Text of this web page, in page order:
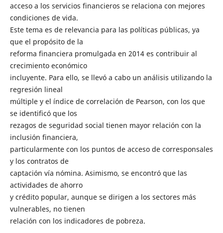
acceso a los servicios financieros se relaciona con mejores
condiciones de vida.
Este tema es de relevancia para las políticas públicas, ya
que el propósito de la
reforma financiera promulgada en 2014 es contribuir al
crecimiento económico
incluyente. Para ello, se llevó a cabo un análisis utilizando la
regresión lineal
múltiple y el índice de correlación de Pearson, con los que
se identificó que los
rezagos de seguridad social tienen mayor relación con la
inclusión financiera,
particularmente con los puntos de acceso de corresponsales
y los contratos de
captación vía nómina. Asimismo, se encontró que las
actividades de ahorro
y crédito popular, aunque se dirigen a los sectores más
vulnerables, no tienen
relación con los indicadores de pobreza.